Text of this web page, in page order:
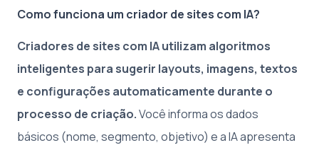
Como funciona um criador de sites com IA?
Criadores de sites com IA utilizam algoritmos
inteligentes para sugerir layouts, imagens, textos
e configurações automaticamente durante o
processo de criação.Você informa os dados
básicos (nome, segmento, objetivo) e a IA apresenta